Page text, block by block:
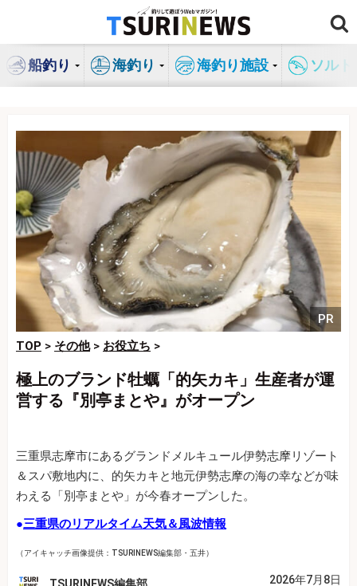
ン
船釣り 海釣り 海釣り施設 ソル
PR
TOP > その他> お役立ち >
極上のブランド牡蠣「的矢カキ」生産者が運
営する『別亭まとや』がオープン
三重県志摩市にあるグランドメルキュール伊勢志摩リゾート
＆スパ敷地内に、的矢カキと地元伊勢志摩の海の幸などが味
わえる「別亭まとや」が今春オープンした。
●三重県のリアルタイム天気＆風波情報
（アイキャッチ画像提供：TSURINEWS編集部・五井）
2026年7月8日